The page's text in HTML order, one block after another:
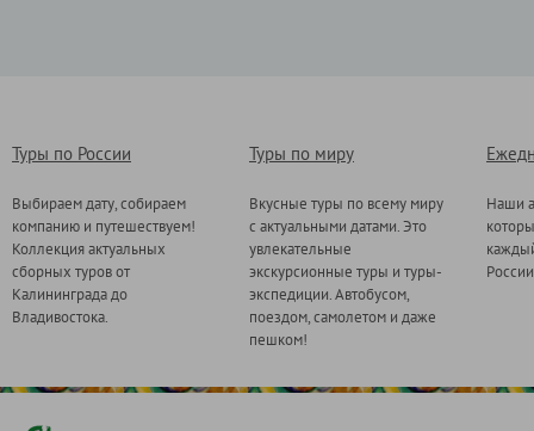
Туры по России
Выбираем дату, собираем
компанию и путешествуем!
Коллекция актуальных
сборных туров от
Калининграда до
Владивостока.
Туры по миру
Вкусные туры по всему миру
с актуальными датами. Это
увлекательные
экскурсионные туры и туры-
экспедиции. Автобусом,
поездом, самолетом и даже
пешком!
Наши